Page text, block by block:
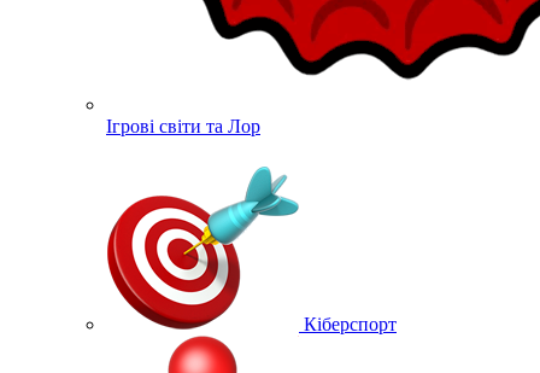
Ігрові світи та Лор
Кіберспорт